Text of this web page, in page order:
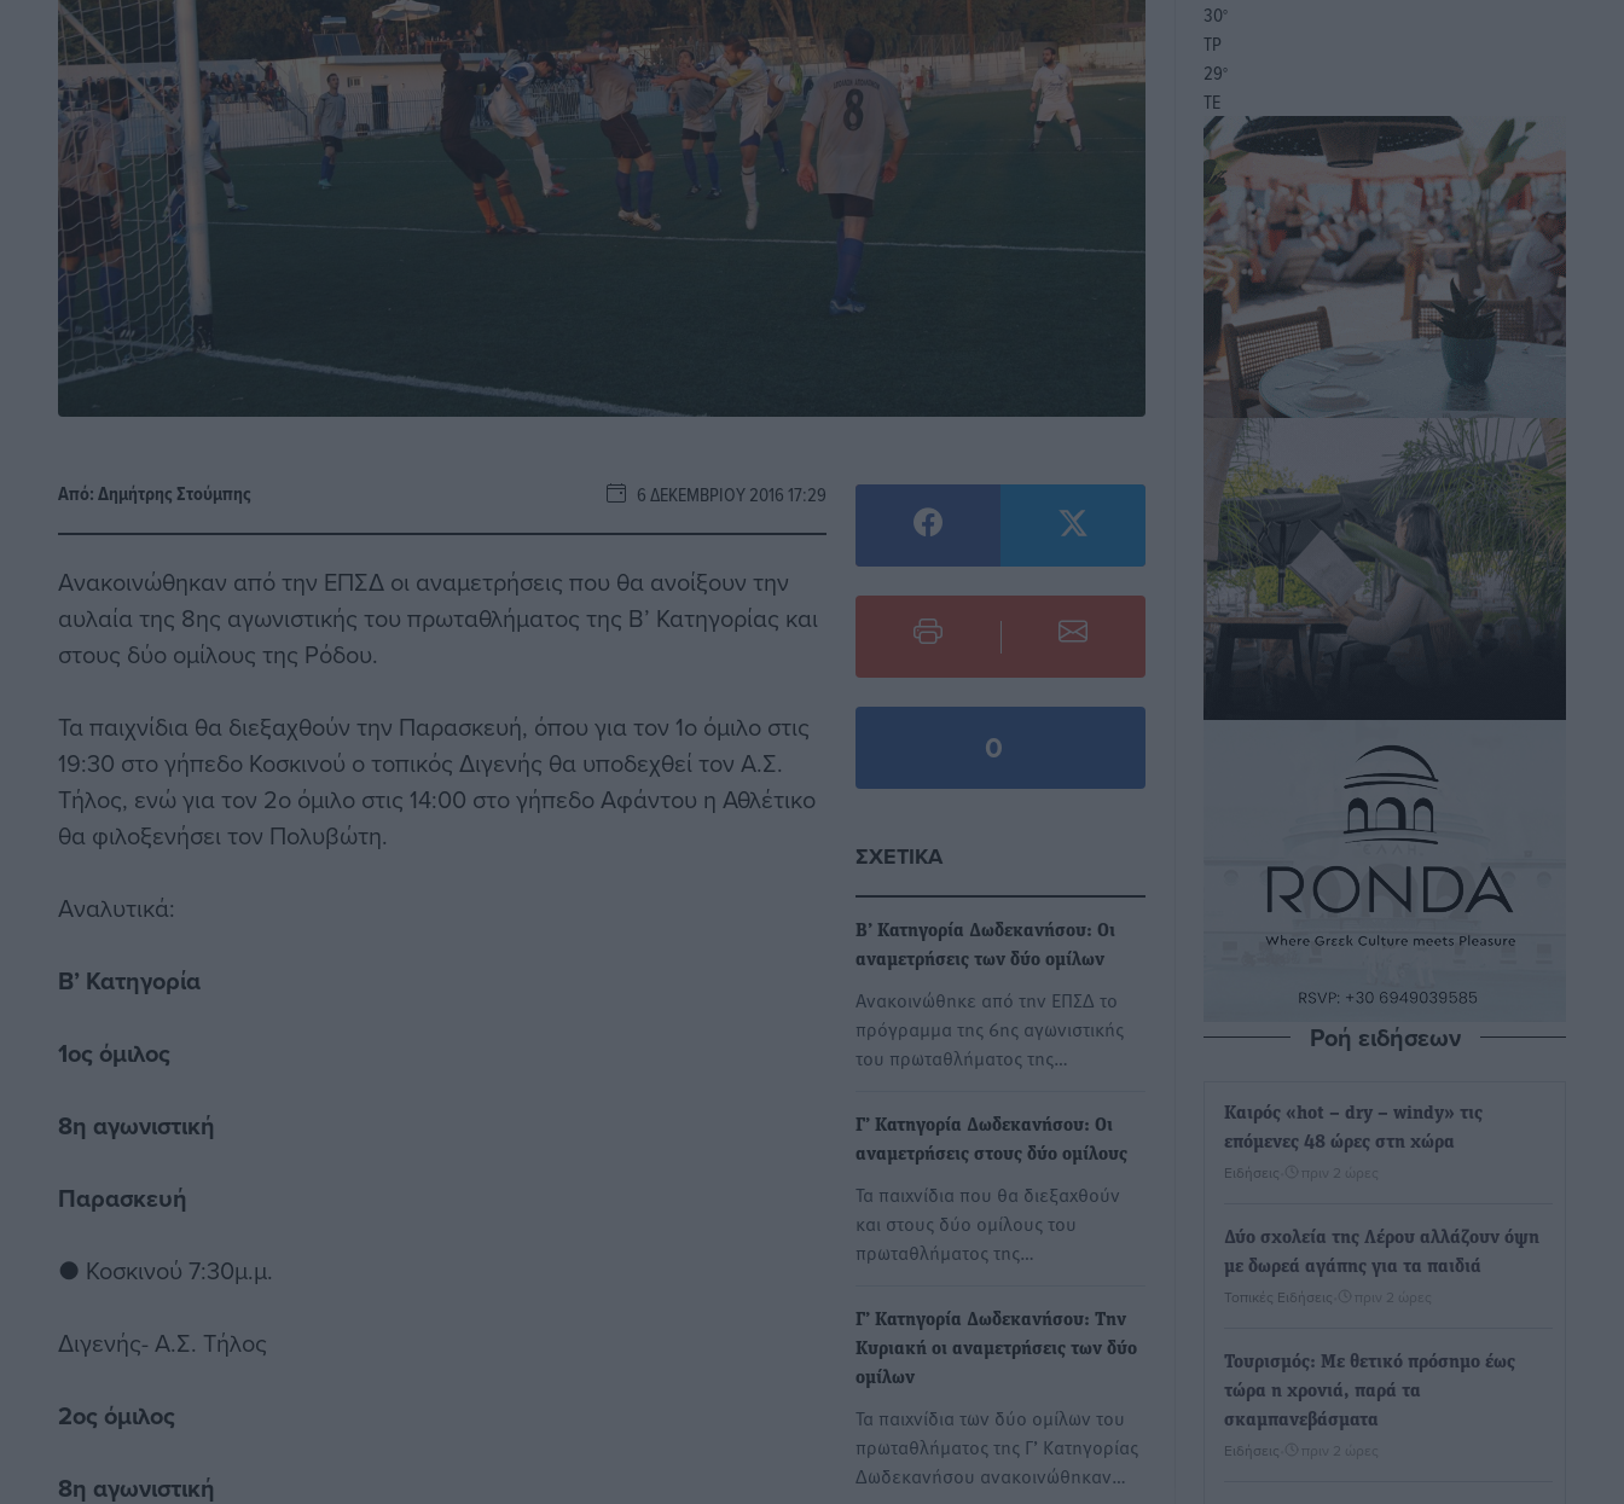
Από:Δημήτρης Στούμπης 6 ΔΕΚΕΜΒΡΊΟΥ 2016 17:29
Ανακοινώθηκαν από την ΕΠΣΔ οι αναμετρήσεις που θα ανοίξουν την
αυλαία της 8ης αγωνιστικής του πρωταθλήματος της Β’ Κατηγορίας και
στους δύο ομίλους της Ρόδου.
Τα παιχνίδια θα διεξαχθούν την Παρασκευή, όπου για τον 1ο όμιλο στις
19:30 στο γήπεδο Κοσκινού ο τοπικός Διγενής θα υποδεχθεί τον Α.Σ.
Τήλος, ενώ για τον 2ο όμιλο στις 14:00 στο γήπεδο Αφάντου η Αθλέτικο
θα φιλοξενήσει τον Πολυβώτη.
Αναλυτικά:
Β’ Κατηγορία
1ος όμιλος
8η αγωνιστική
Παρασκευή
● Κοσκινού 7:30μ.μ.
Διγενής- Α.Σ. Τήλος
2ος όμιλος
8η αγωνιστική
0
ΣΧΕΤΙΚΆ
Β’ Κατηγορία Δωδεκανήσου: Οι
αναμετρήσεις των δύο ομίλων
Ανακοινώθηκε από την ΕΠΣΔ το
πρόγραμμα της 6ης αγωνιστικής
του πρωταθλήματος της…
Γ’ Κατηγορία Δωδεκανήσου: Οι
αναμετρήσεις στους δύο ομίλους
Τα παιχνίδια που θα διεξαχθούν
και στους δύο ομίλους του
πρωταθλήματος της…
Γ’ Κατηγορία Δωδεκανήσου: Την
Κυριακή οι αναμετρήσεις των δύο
ομίλων
Τα παιχνίδια των δύο ομίλων του
πρωταθλήματος της Γ’ Κατηγορίας
Δωδεκανήσου ανακοινώθηκαν…
30°
ΤΡ
29°
ΤΕ
Ροή ειδήσεων
Καιρός «hot – dry – windy» τις
επόμενες 48 ώρες στη χώρα
Ειδήσεις πριν 2 ώρες
Δύο σχολεία της Λέρου αλλάζουν όψη
με δωρεά αγάπης για τα παιδιά
Τοπικές Ειδήσεις πριν 2 ώρες
Τουρισμός: Με θετικό πρόσημο έως
τώρα η χρονιά, παρά τα
σκαμπανεβάσματα
Ειδήσεις πριν 2 ώρες